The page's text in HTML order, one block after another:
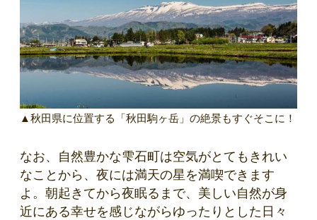
▲秋田県に位置する「秋田駒ヶ岳」の絶景もすぐそこに！
なお、自然豊かな雫石町は空気がとてもきれい
なことから、夜には満天の星を満喫できます
よ。朝起きてから夜眠るまで、美しい自然が身
近にある幸せを感じながらゆったりとした日々